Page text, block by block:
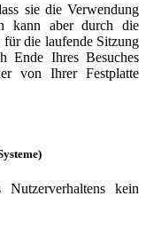
sie die Verwendung
kann aber durch die
die laufende Sitzung
Ende Ihres Besuches
von Ihrer Festplatte
kein